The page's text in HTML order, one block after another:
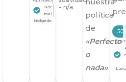
Nor
mal
Holgado
- n/a
política
de
«Perfecto
o
nada»
50%